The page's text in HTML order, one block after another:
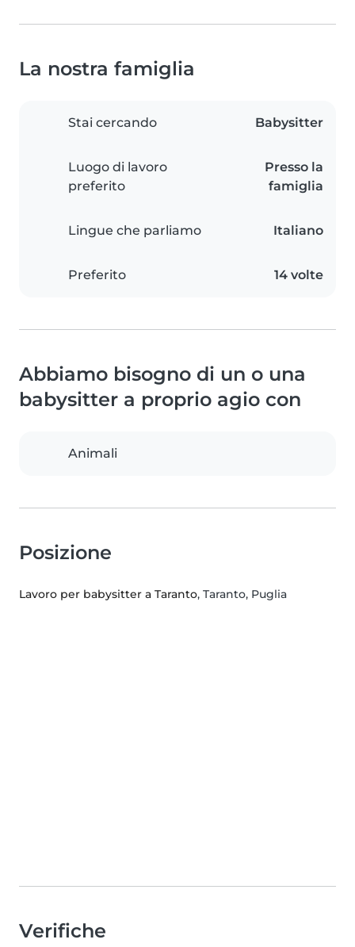
La nostra famiglia
Stai cercando Babysitter
Luogo di lavoro
preferito
Presso la
famiglia
Lingue che parliamo Italiano
Preferito 14 volte
Abbiamo bisogno di un o una
babysitter a proprio agio con
Animali
Posizione
Lavoro per babysitter a Taranto, Taranto, Puglia
Verifiche